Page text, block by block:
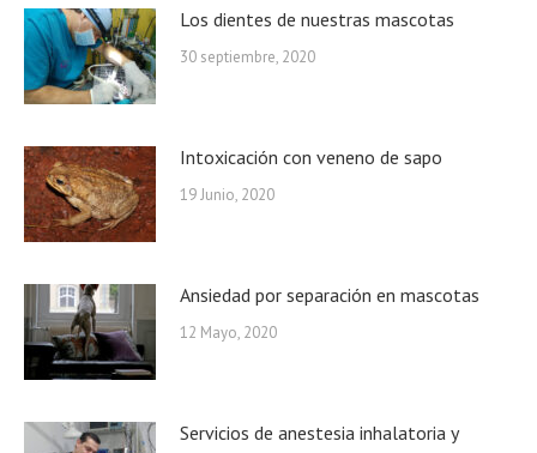
Los dientes de nuestras mascotas
30 septiembre, 2020
Intoxicación con veneno de sapo
19 Junio, 2020
Ansiedad por separación en mascotas
12 Mayo, 2020
Servicios de anestesia inhalatoria y